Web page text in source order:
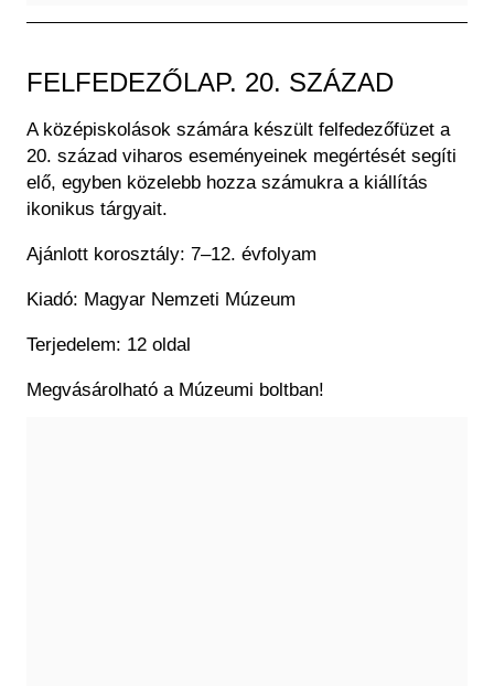
FELFEDEZŐLAP. 20. SZÁZAD
A középiskolások számára készült felfedezőfüzet a
20. század viharos eseményeinek megértését segíti
elő, egyben közelebb hozza számukra a kiállítás
ikonikus tárgyait.
Ajánlott korosztály: 7–12. évfolyam
Kiadó: Magyar Nemzeti Múzeum
Terjedelem: 12 oldal
Megvásárolható a Múzeumi boltban!